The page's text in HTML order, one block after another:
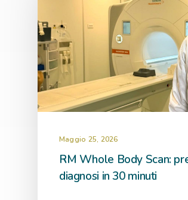
Maggio 25, 2026
RM Whole Body Scan:
diagnosi in 30 minuti